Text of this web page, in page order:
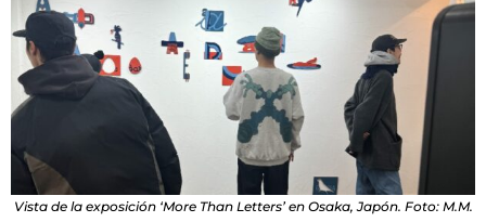
Vista de la exposición ‘More Than Letters’ en Osaka, Japón. Foto: M.M.